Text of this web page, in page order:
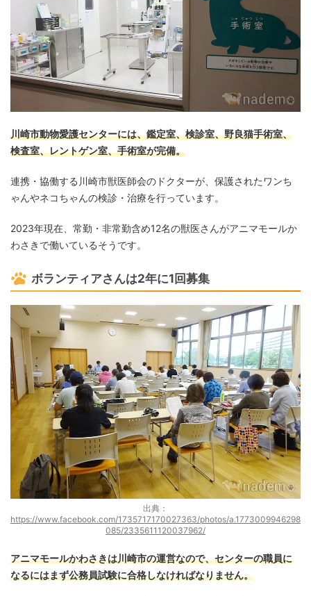
川崎市動物愛護センターには、鑑定室、検診室、野良猫手術室、
検査室、レントゲン室、手術室が完備。
連携・協働する川崎市獣医師会のドクターが、保護されたワンち
ゃんやネコちゃんの検診・治療を行っています。
2023年現在、常勤・非常勤含め12名の獣医さんがアニマモールか
わさきで働いているそうです。
ボランティアさんは2年に1回募集
出典：
https://www.facebook.com/1735717170027363/photos/a.1773009946298
085/2335611120037962/
アニマモールかわさきは川崎市の運営なので、センターの職員に
なるにはまず公務員試験に合格しなければなりません。